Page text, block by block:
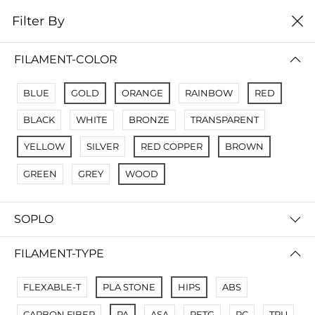
0
No Results
Not Found Filters1
Not Found Filters2
Filter By
FILAMENT-COLOR
BLUE GOLD ORANGE RAINBOW RED
BLACK WHITE BRONZE TRANSPARENT
YELLOW SILVER RED COPPER BROWN
GREEN GREY WOOD
SOPLO
FILAMENT-TYPE
FLEXABLE-T PLA STONE HIPS ABS